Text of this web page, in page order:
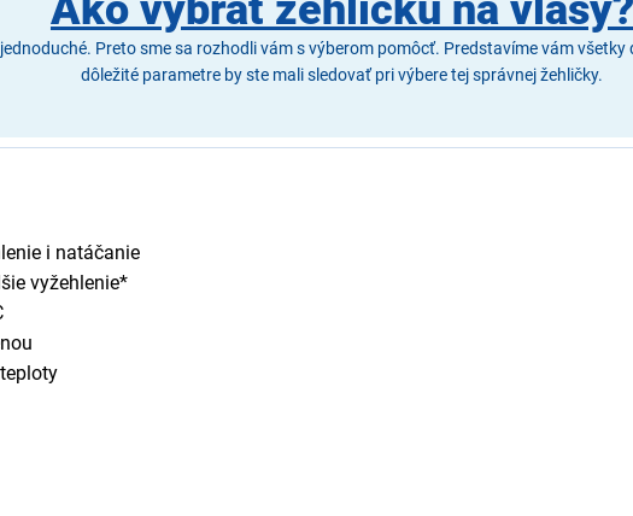
Ako vybrať žehličku na vlasy?
Preto sme sa rozhodli vám s výberom pomôcť. Predstavíme vám
dôležité parametre by ste mali sledovať pri výbere tej správnej žehličky.
i natáčanie
vyžehlenie*